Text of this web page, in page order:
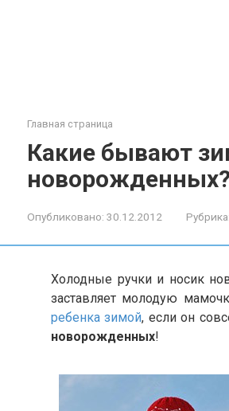
Главная страница
Какие бывают
Опубликовано: 30.12.2012 Рубрика:
Холодные ручки и носик
заставляет молодую
ребенка зимой, если он
новорожденных!